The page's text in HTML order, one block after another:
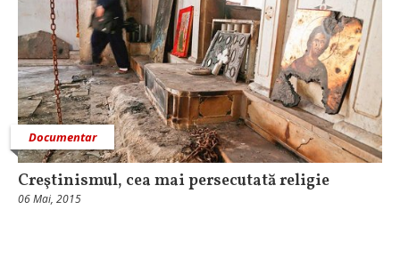
Documentar
Creştinismul, cea mai persecutată religie
06 Mai, 2015